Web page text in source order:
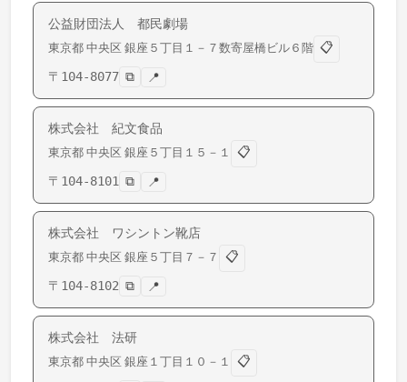
公益財団法人 都民劇場
東京都 中央区 銀座 ５丁目１－７数寄屋橋ビル６階 📋
〒 104-8077 ⧉ 📍
株式会社 紀文食品
東京都 中央区 銀座 ５丁目１５－１
📋
〒 104-8101 ⧉ 📍
株式会社 ワシントン靴店
東京都 中央区 銀座 ５丁目７－７
📋
〒 104-8102 ⧉ 📍
株式会社 法研
東京都 中央区 銀座 １丁目１０－１
📋